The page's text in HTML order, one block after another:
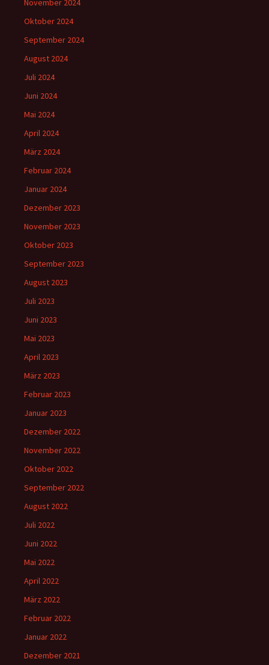
November 2024
Oktober 2024
September 2024
August 2024
Juli 2024
Juni 2024
Mai 2024
April 2024
März 2024
Februar 2024
Januar 2024
Dezember 2023
November 2023
Oktober 2023
September 2023
August 2023
Juli 2023
Juni 2023
Mai 2023
April 2023
März 2023
Februar 2023
Januar 2023
Dezember 2022
November 2022
Oktober 2022
September 2022
August 2022
Juli 2022
Juni 2022
Mai 2022
April 2022
März 2022
Februar 2022
Januar 2022
Dezember 2021